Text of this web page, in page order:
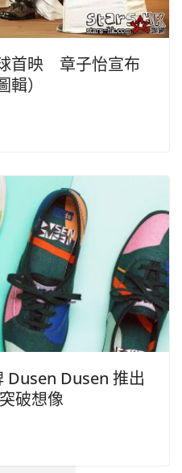
首映 章子怡宣布
）
Dusen Dusen 推出
破想像